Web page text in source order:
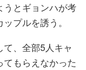
うとギョンハが考
プルを誘う。
、全部5人キャ
もらえなかった